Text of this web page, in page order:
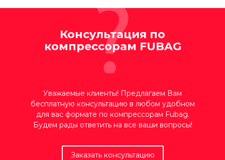
Консультация по
компрессорам FUBAG
Уважаемые клиенты! Предлагаем Вам
бесплатную консультацию в любом удобном
для вас формате по компрессорам Fubag.
Будем рады ответить на все ваши вопросы!
Заказать консультацию